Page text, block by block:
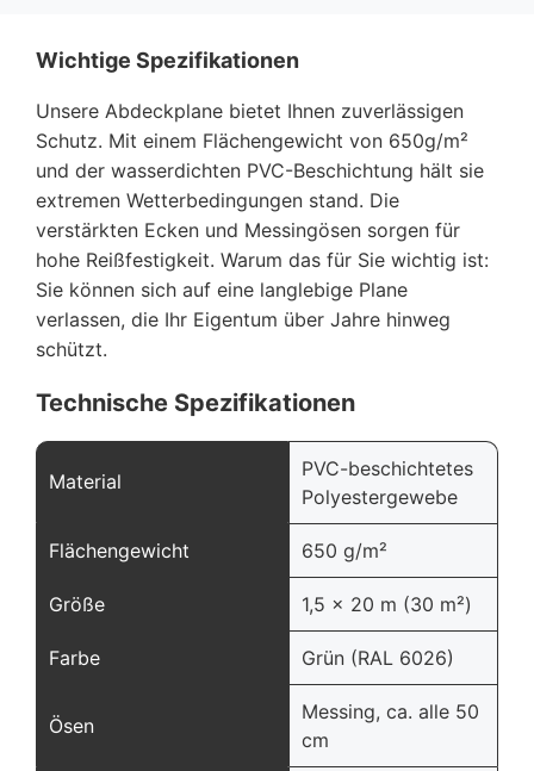
Wichtige Spezifikationen
Unsere Abdeckplane bietet Ihnen zuverlässigen
Schutz. Mit einem Flächengewicht von 650g/m²
und der wasserdichten PVC-Beschichtung hält sie
extremen Wetterbedingungen stand. Die
verstärkten Ecken und Messingösen sorgen für
hohe Reißfestigkeit. Warum das für Sie wichtig ist:
Sie können sich auf eine langlebige Plane
verlassen, die Ihr Eigentum über Jahre hinweg
schützt.
Technische Spezifikationen
Material
PVC-beschichtetes
Polyestergewebe
Flächengewicht 650 g/m²
Größe 1,5 x 20 m (30 m²)
Farbe Grün (RAL 6026)
Ösen
Messing, ca. alle 50
cm